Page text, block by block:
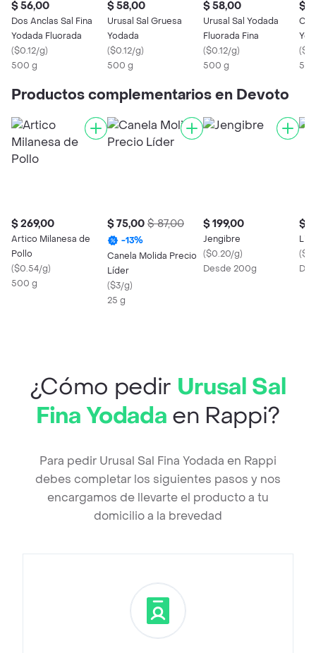
$ 56,00
Dos Anclas Sal Fina
Yodada Fluorada
($0.12/g)
500 g
$ 58,00
Urusal Sal Gruesa
Yodada
($0.12/g)
500 g
$ 58,00
Urusal Sal Yodada
Fluorada Fina
($0.12/g)
500 g
$
(
Productos complementarios en Devoto
$ 269,00
Artico Milanesa de
Pollo
($0.54/g)
500 g
$ 75,00 $ 87,00
-13%
Canela Molida Precio
Líder
($3/g)
25 g
$ 199,00
Jengibre
($0.20/g)
Desde 200g
$
(
¿Cómo pedir Urusal Sal
Fina Yodada en Rappi?
Para pedir Urusal Sal Fina Yodada en Rappi
debes completar los siguientes pasos y nos
encargamos de llevarte el producto a tu
domicilio a la brevedad